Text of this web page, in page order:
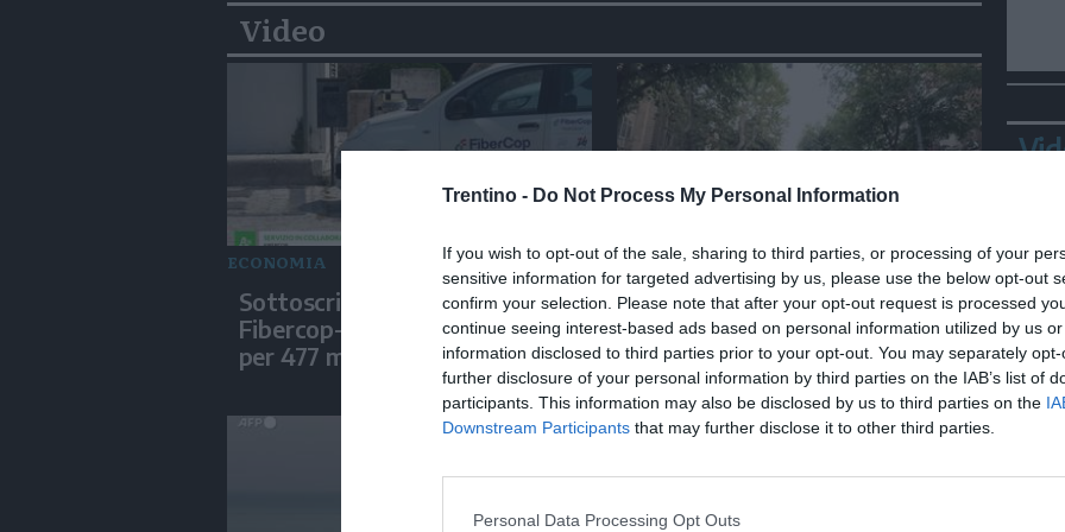
Trentino - Do Not Process My Personal Information
If you wish to opt-out of the sale, sharing to third parties, or processing of your
sensitive information for targeted advertising by us, please use the below opt-out
confirm your selection. Please note that after your opt-out request is processed
continue seeing interest-based ads based on personal information utilized by us
information disclosed to third parties prior to your opt-out. You may separately
further disclosure of your personal information by third parties on the IAB’s list of
participants. This information may also be disclosed by us to third parties on the
Downstream Participants that may further disclose it to other third parties.
Personal Data Processing Opt Outs
Video
ECONOMIA
Sottoscritte le convenzioni
Fibercop-Invitalia, fibra ottica
per 477 mila civici
ITALIA
Roma, il sostegno di
Ditonellapiaga agli abitanti di
Spin Time